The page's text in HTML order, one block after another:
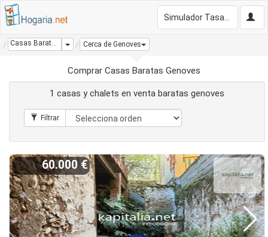
Casas Baratas Genoves Dropdown
Cerca de Genoves
Comprar Casas Baratas Genoves
1 casas y chalets en venta baratas genoves
60.000 €